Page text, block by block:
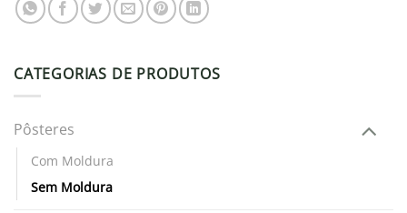
CATEGORIAS DE PRODUTOS
Pôsteres
Com Moldura
Sem Moldura